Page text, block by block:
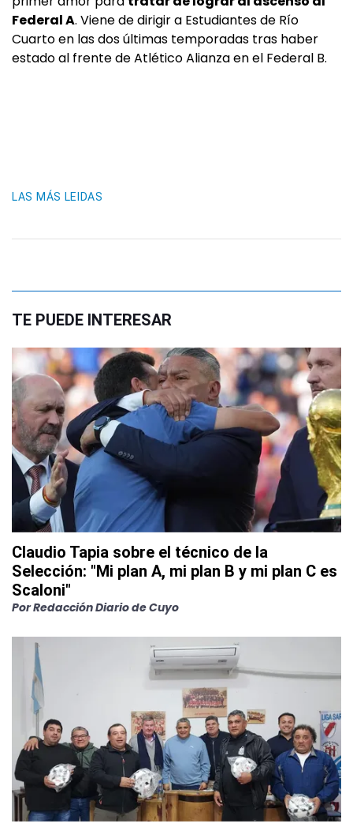
Federal A. Viene de dirigir a Estudiantes de Río
Cuarto en las dos últimas temporadas tras haber
estado al frente de Atlético Alianza en el Federal B.
LAS MÁS LEIDAS
TE PUEDE INTERESAR
Claudio Tapia sobre el técnico de la
Selección: "Mi plan A, mi plan B y mi plan C es
Scaloni"
PorRedacción Diario de Cuyo